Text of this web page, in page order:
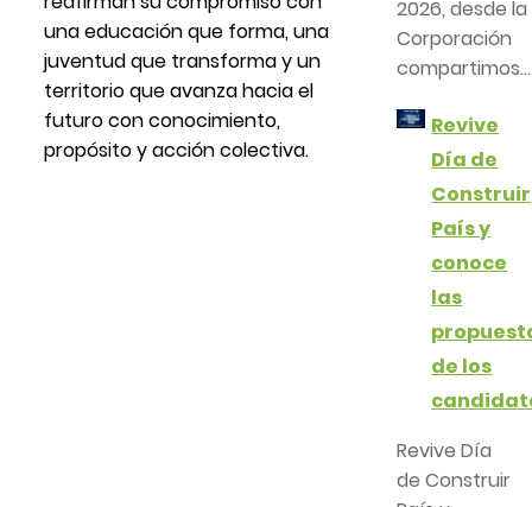
una educación que forma, una
juventud que transforma y un
territorio que avanza hacia el
futuro con conocimiento,
propósito y acción colectiva.
2026, desde la
Corporación
compartimos...
Revive
Día de
Construir
País y
conoce
las
de los
Revive Día
de Construir